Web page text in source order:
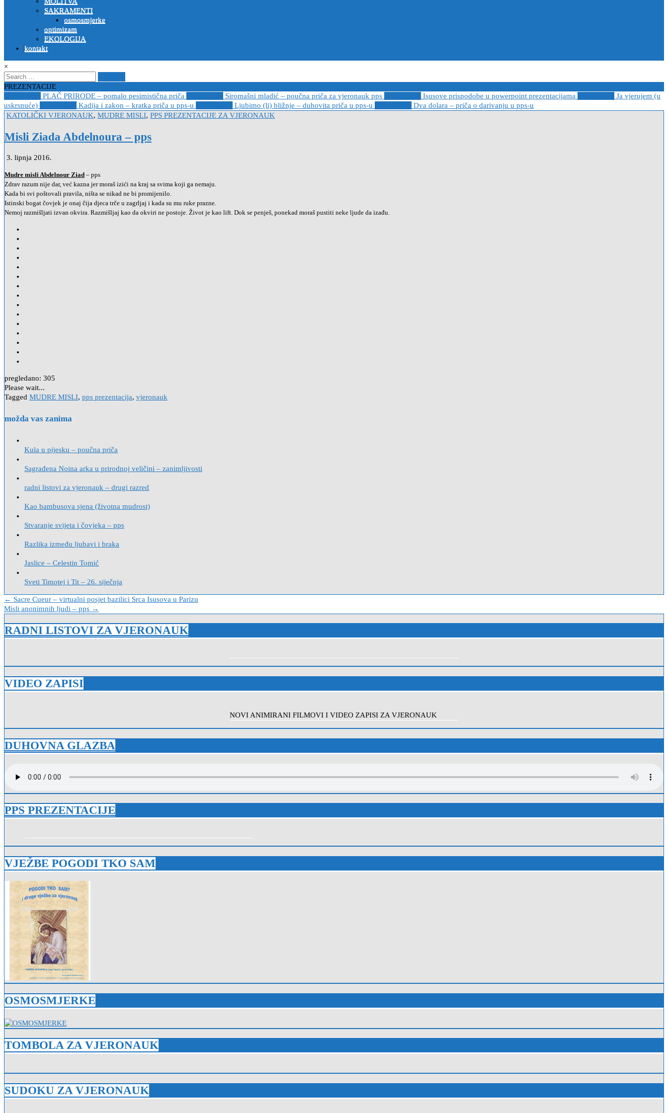
SAKRAMENTI
osmosmjerke
optimizam
EKOLOGIJA
kontakt
×
Search
for:
PREZENTACIJE
PLAČ PRIRODE – pomalo pesimistična priča Siromašni mladić – poučna priča za vjeronauk pps Isusove prispodobe u powerpoint prezentacijama
Ja vjerujem (u
uskrsnuće)
Kadija i zakon – kratka priča u pps-u Ljubimo (li) bližnje – duhovita priča u pps-u
Dva dolara – priča o darivanju u pps-u
Posted
KATOLIČKI VJERONAUK, MUDRE MISLI, PPS PREZENTACIJE ZA VJERONAUK
Misli Ziada Abdelnoura – pps
3. lipnja 2016.
Mudre misli Abdelnour Ziad – pps
Zdrav razum nije dar, već kazna jer moraš izići na kraj sa svima koji ga nemaju.
Kada bi svi poštovali pravila, ništa se nikad ne bi promijenilo.
Istinski bogat čovjek je onaj čija djeca trče u zagrljaj i kada su mu ruke prazne.
Nemoj razmišljati izvan okvira. Razmišljaj kao da okviri ne postoje. Život je kao lift. Dok se penješ, ponekad moraš pustiti neke ljude da izađu.
pregledano: 305
Please wait...
Tagged MUDRE MISLI, pps prezentacija, vjeronauk
možda vas zanima
Kula u pijesku – poučna priča
Sagrađena Noina arka u prirodnoj veličini – zanimljivosti
radni listovi za vjeronauk – drugi razred
Kao bambusova sjena (životna mudrost)
Stvaranje svijeta i čovjeka – pps
Razlika između ljubavi i braka
Jaslice – Celestin Tomić
Sveti Timotej i Tit – 26. siječnja
Navigacija
objava
← Sacre Cueur – virtualni posjet bazilici Srca Isusova u Parizu
Misli anonimnih ljudi – pps →
RADNI LISTOVI ZA VJERONAUK
VIDEO ZAPISI
NOVI ANIMIRANI FILMOVI I VIDEO ZAPISI ZA VJERONAUK
DUHOVNA GLAZBA
PPS PREZENTACIJE
VJEŽBE POGODI TKO SAM
OSMOSMJERKE
TOMBOLA ZA VJERONAUK
SUDOKU ZA VJERONAUK